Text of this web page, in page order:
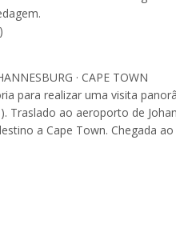
· CAPE TOWN
para realizar uma visita
Traslado ao aeroporto de
a Cape Town. Chegada